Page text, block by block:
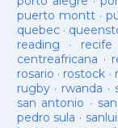
puerto montt·
quebec·
reading · recife
centreafricana ·
rosario · rostock ·
rugby· rwanda ·
san antonio ·
pedro sula ·